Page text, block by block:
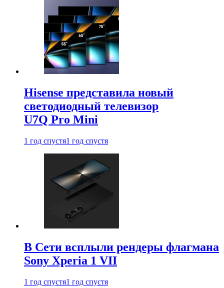
Hisense представила новый
светодиодный телевизор
U7Q Pro Mini
1 год спустя1 год спустя
В Сети всплыли рендеры флагмана
Sony Xperia 1 VII
1 год спустя1 год спустя